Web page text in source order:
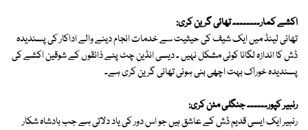
اکشے کمار۔۔۔۔۔۔۔۔ تھائی گرین کری:
تھائی لینڈ میں ایک شیف کی حیثیت سے خدمات انجام دینے والے اداکار کی پسندیدہ
ڈش کا اندازہ لگانا کوئی مشکل نہیں ۔ دیسی انڈین چٹ پٹے ذائقوں کے شوقین اکشے کی
پسندیدہ خوراک بہت اچھی بنی ہوئی تھائی گرین کری ہے۔
رنبیر کپور۔۔۔۔۔۔ جنگلی مٹن کری:
رنبیر ایک ایسی قدیم ڈش کے عاشق ہیں جو اس دور کی یاد دلاتی ہے جب بادشاہ شکار